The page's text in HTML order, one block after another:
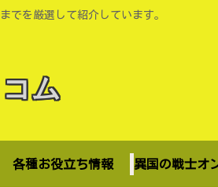
でを厳選して紹介しています。
ム
各種お役立ち情報